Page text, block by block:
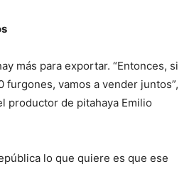
más para exportar. “Entonces, si
furgones, vamos a vender juntos”,
productor de pitahaya Emilio
lo que quiere es que ese